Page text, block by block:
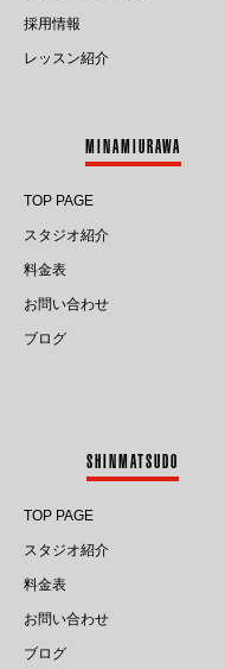
2024.3
2023.11
2023.10
2023.9
2023.4
採用情報
レッスン紹介
MINAMIURAWA
TOP PAGE
スタジオ紹介
料金表
お問い合わせ
ブログ
SHINMATSUDO
TOP PAGE
スタジオ紹介
料金表
お問い合わせ
ブログ